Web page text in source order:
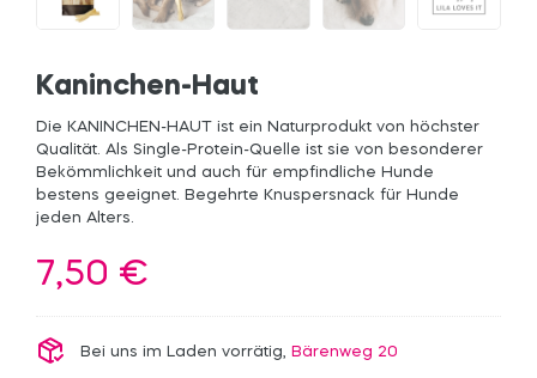
Kaninchen-Haut
Die KANINCHEN-HAUT ist ein Naturprodukt von höchster
Qualität. Als Single-Protein-Quelle ist sie von besonderer
Bekömmlichkeit und auch für empfindliche Hunde
bestens geeignet. Begehrte Knuspersnack für Hunde
jeden Alters.
7,50 €
Bei uns im Laden vorrätig, Bärenweg 20